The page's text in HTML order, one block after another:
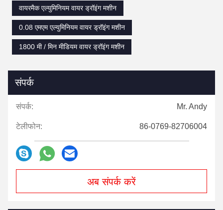
वायरमैक एल्युमिनियम वायर ड्रॉइंग मशीन
0.08 एमएम एल्युमिनियम वायर ड्रॉइंग मशीन
1800 मी / मिन मीडियम वायर ड्रॉइंग मशीन
संपर्क
संपर्क: Mr. Andy
टेलीफोन: 86-0769-82706004
अब संपर्क करें